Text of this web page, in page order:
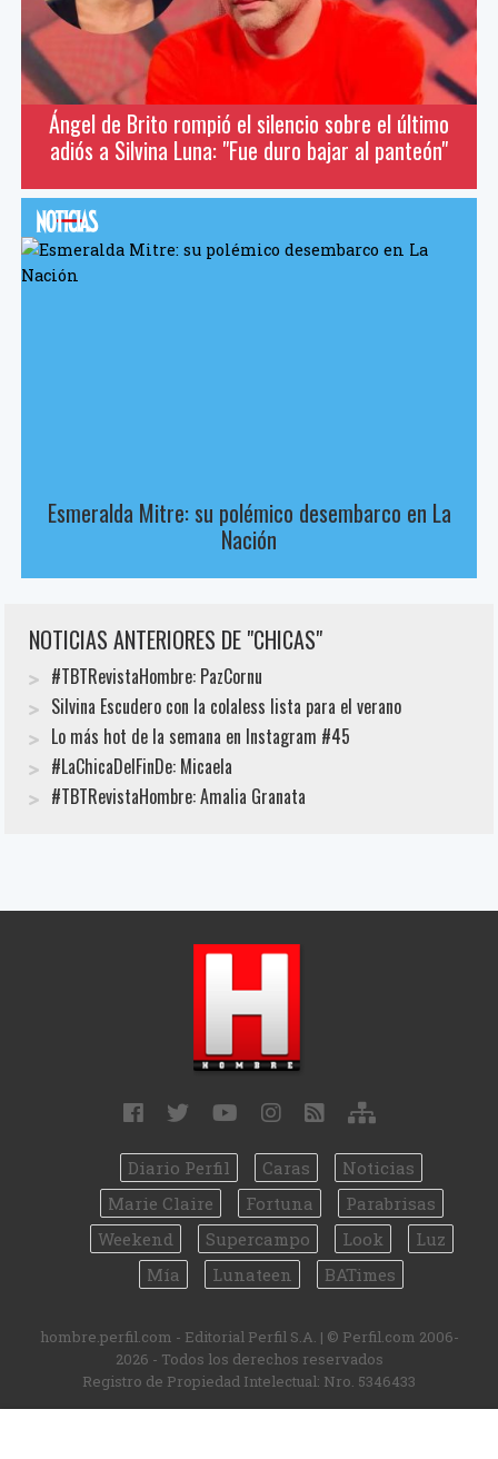
Ángel de Brito rompió el silencio sobre el último
adiós a Silvina Luna: "Fue duro bajar al panteón"
Esmeralda Mitre: su polémico desembarco en La
Nación
NOTICIAS ANTERIORES DE "CHICAS"
#TBTRevistaHombre: PazCornu
Silvina Escudero con la colaless lista para el verano
Lo más hot de la semana en Instagram #45
#LaChicaDelFinDe: Micaela
#TBTRevistaHombre: Amalia Granata
Diario Perfil Caras
Noticias
Marie Claire
Fortuna
Parabrisas
Weekend
Supercampo Look
Luz
Mía
Lunateen BATimes
hombre.perfil.com - Editorial Perfil S.A. | © Perfil.com 2006-
2026 - Todos los derechos reservados
Registro de Propiedad Intelectual: Nro. 5346433